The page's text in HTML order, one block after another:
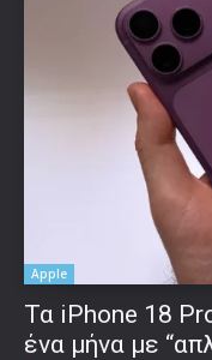
Apple
Τα iPhone 18
ένα μήνα με